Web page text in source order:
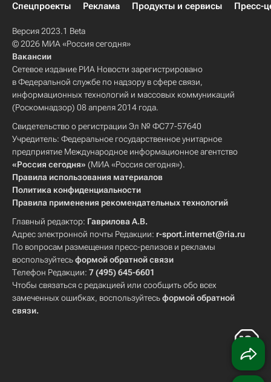
Спецпроекты
Реклама Продукты и сервисы Пресс-
Версия 2023.1 Beta
© 2026 МИА «Россия сегодня»
Вакансии
Сетевое издание РИА Новости зарегистрировано
в Федеральной службе по надзору в сфере связи,
информационных технологий и массовых коммуникаций
(Роскомнадзор) 08 апреля 2014 года.
Свидетельство о регистрации Эл № ФС77-57640
Учредитель: Федеральное государственное унитарное
предприятие Международное информационное агентство
«Россия сегодня» (МИА «Россия сегодня»).
Правила использования материалов
Политика конфиденциальности
Правила применения рекомендательных технологий
Главный редактор: Гаврилова А.В.
Адрес электронной почты Редакции: r-sport.internet@ria.ru
По вопросам размещения пресс-релизов и рекламы
воспользуйтесьформой обратной связи
Телефон Редакции: 7 (495) 645-6601
Чтобы связаться с редакцией или сообщить обо всех
замеченных ошибках, воспользуйтесьформой обратной
связи.